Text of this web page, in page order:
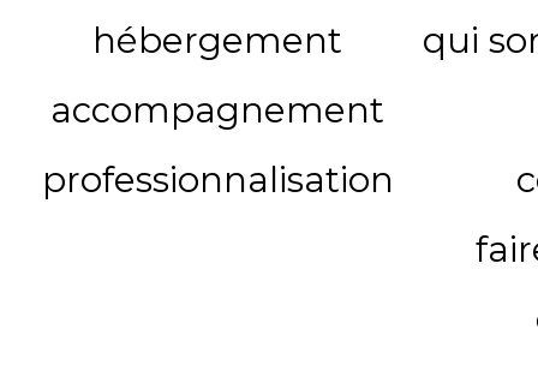
hébergement
accompagnement
professionnalisation
qui